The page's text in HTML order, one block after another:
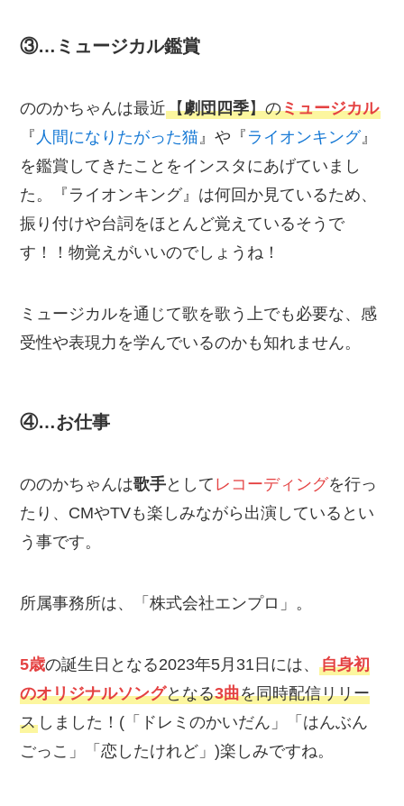
③…ミュージカル鑑賞
ののかちゃんは最近【劇団四季】のミュージカル
『 人間になりたがった猫』や『 ライオンキング』
を鑑賞してきたことをインスタにあげていまし
た。『ライオンキング』は何回か見ているため、
振り付けや台詞をほとんど覚えているそうで
す！！物覚えがいいのでしょうね！
ミュージカルを通じて歌を歌う上でも必要な、感
受性や表現力を学んでいるのかも知れません。
④…お仕事
ののかちゃんは歌手として レコーディングを行っ
たり、CMやTVも楽しみながら出演しているとい
う事です。
所属事務所は、「株式会社エンプロ」。
5歳の誕生日となる2023年5月31日には、自身初
のオリジナルソングとなる3曲を同時配信リリー
ス しました！(「ドレミのかいだん」「はんぶん
ごっこ」「恋したけれど」)楽しみですね。